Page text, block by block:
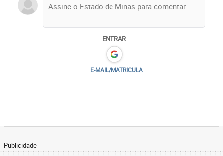
ENTRAR
E-MAIL/MATRICULA
Publicidade